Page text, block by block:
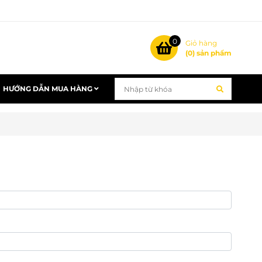
0
Giỏ hàng
(0) sản phẩm
HƯỚNG DẪN MUA HÀNG